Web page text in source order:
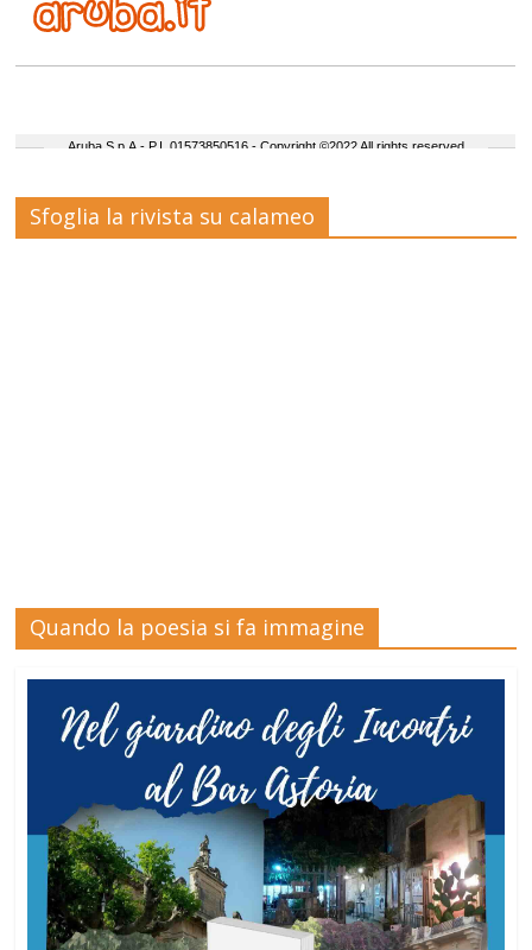
Sfoglia la rivista su calameo
Quando la poesia si fa immagine